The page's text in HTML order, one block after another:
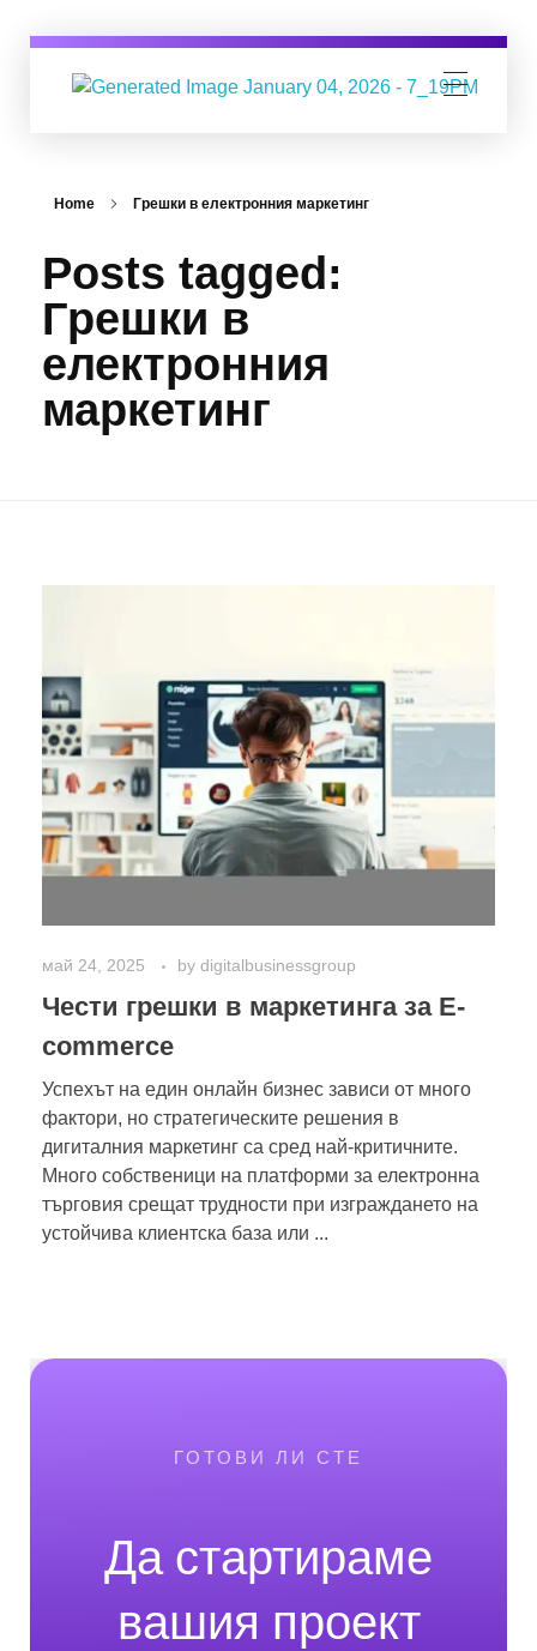
Home Грешки в електронния маркетинг
Posts tagged:
Грешки в
електронния
маркетинг
май 24, 2025 by digitalbusinessgroup
Чести грешки в маркетинга за E-
commerce
Успехът на един онлайн бизнес зависи от много
фактори, но стратегическите решения в
дигиталния маркетинг са сред най-критичните.
Много собственици на платформи за електронна
търговия срещат трудности при изграждането на
устойчива клиентска база или ...
ГОТОВИ ЛИ СТЕ
Да стартираме
вашия проект